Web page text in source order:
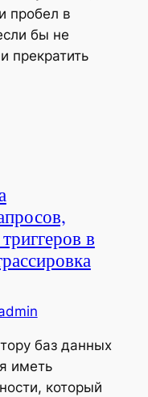
пробел в
бы не
прекратить
в
баз данных
иметь
который